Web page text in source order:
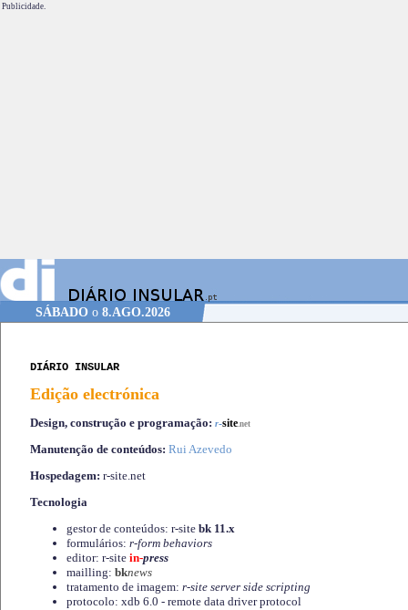
Publicidade.
SÁBADOo 8.AGO.2026
DIÁRIO INSULAR
Edição electrónica
Design, construção e programação: r-site.net
Manutenção de conteúdos: Rui Azevedo
Hospedagem: r-site.net
Tecnologia
gestor de conteúdos: r-site bk 11.x
formulários: r-form behaviors
editor: r-site in-press
mailling: bknews
tratamento de imagem: r-site server side scripting
protocolo: xdb 6.0 - remote data driver protocol